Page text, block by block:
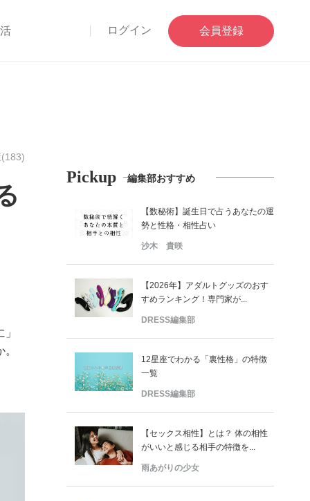
ログイン 会員登録
Pickup 編集部おすすめ
【数秘術】誕生日で占うあなたの運
勢と性格・相性占い
沙木 貴咲
【2026年】アダルトグッズのおす
すめランキング！専門家が...
DRESS編集部
12星座でわかる「裏性格」の特徴
一覧
DRESS編集部
【セックス相性】とは？ 体の相性
がいいと感じる相手の特徴を...
雨あがりの少女